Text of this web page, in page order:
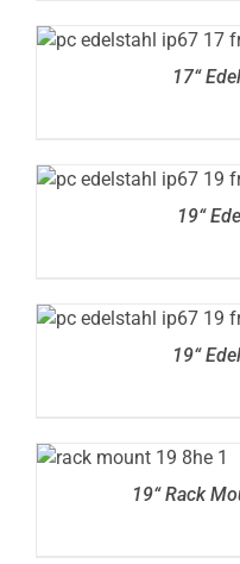
DETAILS
17“
DETAILS
19“
DETAILS
19“
DETAILS
19“ Rack